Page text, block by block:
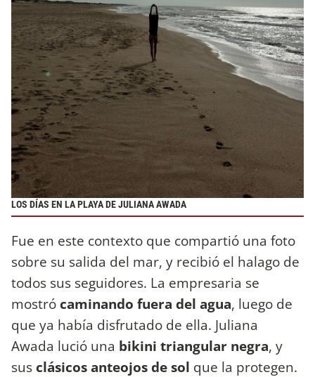
LOS DÍAS EN LA PLAYA DE JULIANA AWADA
Fue en este contexto que compartió una foto
sobre su salida del mar, y recibió el halago de
todos sus seguidores. La empresaria se
mostró caminando fuera del agua, luego de
que ya había disfrutado de ella. Juliana
Awada lució una bikini triangular negra, y
sus clásicos anteojos de sol que la protegen.